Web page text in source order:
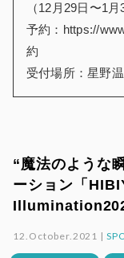
（12月29日〜1
予約： https://
約
受付場所：星野
“魔法のような
ーション「
12.October.2021 |